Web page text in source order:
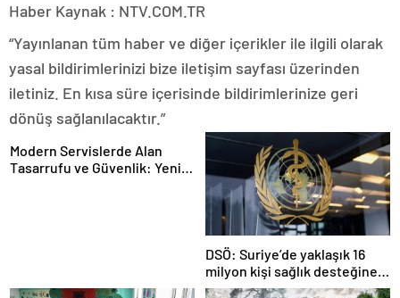
Haber Kaynak : NTV.COM.TR
“Yayınlanan tüm haber ve diğer içerikler ile ilgili olarak
yasal bildirimlerinizi bize iletişim sayfası üzerinden
iletiniz. En kısa süre içerisinde bildirimlerinize geri
dönüş sağlanılacaktır.”
Modern Servislerde Alan
Tasarrufu ve Güvenlik: Yeni
DSÖ: Suriye’de yaklaşık 16
milyon kişi sağlık desteğine
ihtiyaç duyuyor